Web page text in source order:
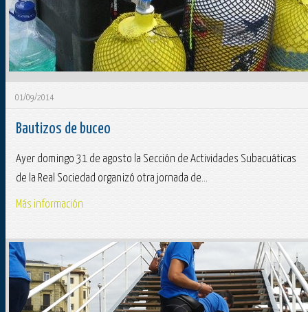
01/09/2014
Bautizos de buceo
Ayer domingo 31 de agosto la Sección de Actividades Subacuáticas
de la Real Sociedad organizó otra jornada de...
Más información